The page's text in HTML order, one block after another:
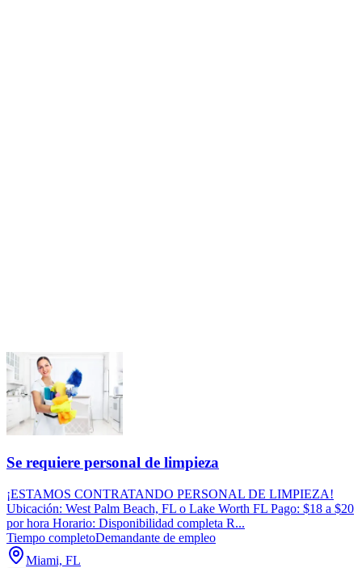
Se requiere personal de limpieza
¡ESTAMOS CONTRATANDO PERSONAL DE LIMPIEZA!
Ubicación: West Palm Beach, FL o Lake Worth FL Pago: $18 a $20
por hora Horario: Disponibilidad completa R...
Tiempo completoDemandante de empleo
Miami, FL